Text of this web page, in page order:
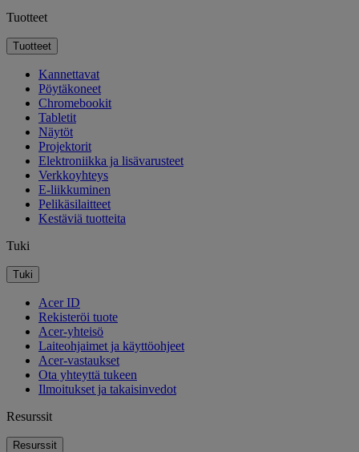
Tuotteet
Tuotteet
Kannettavat
Pöytäkoneet
Chromebookit
Tabletit
Näytöt
Projektorit
Elektroniikka ja lisävarusteet
Verkkoyhteys
E-liikkuminen
Pelikäsilaitteet
Kestäviä tuotteita
Tuki
Tuki
Acer ID
Rekisteröi tuote
Acer-yhteisö
Laiteohjaimet ja käyttöohjeet
Acer-vastaukset
Ota yhteyttä tukeen
Ilmoitukset ja takaisinvedot
Resurssit
Resurssit